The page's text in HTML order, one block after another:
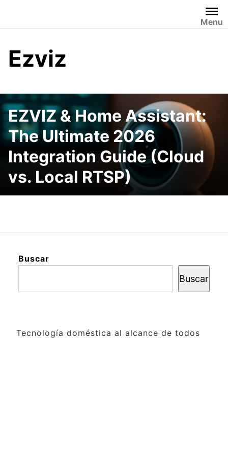
content
Menu
Ezviz
EZVIZ & Home Assistant:
The Ultimate 2026
Integration Guide (Cloud
vs. Local RTSP)
Buscar
Buscar
Tecnología doméstica al alcance de todos